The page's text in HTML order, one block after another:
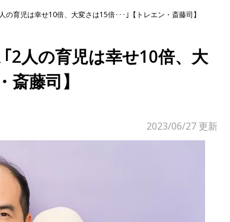
の育児は幸せ10倍、大変さは15倍･･･｣【トレエン・斎藤司】
2人の育児は幸せ10倍、大
藤司】
2023/06/27 更新